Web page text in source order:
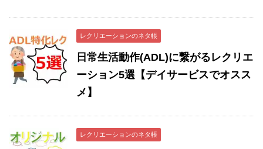
レクリエーションのネタ帳
日常生活動作(ADL)に繋がるレクリエ
ーション5選【デイサービスでオスス
メ】
レクリエーションのネタ帳